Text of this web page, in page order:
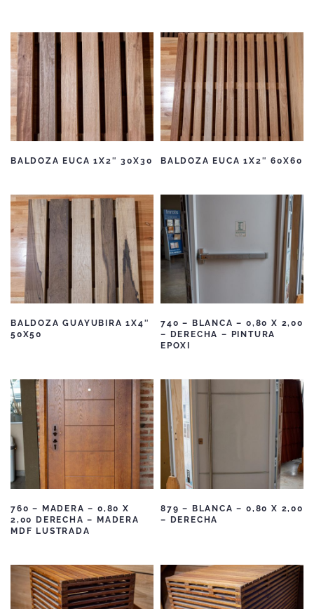
BALDOZA EUCA 1X2″ 30X30 BALDOZA EUCA 1X2″ 60X60
BALDOZA GUAYUBIRA 1X4″
50X50
740 – BLANCA – 0,80 X 2,00
– DERECHA – PINTURA
EPOXI
760 – MADERA – 0,80 X
2,00 DERECHA – MADERA
MDF LUSTRADA
879 – BLANCA – 0,80 X 2,00
– DERECHA